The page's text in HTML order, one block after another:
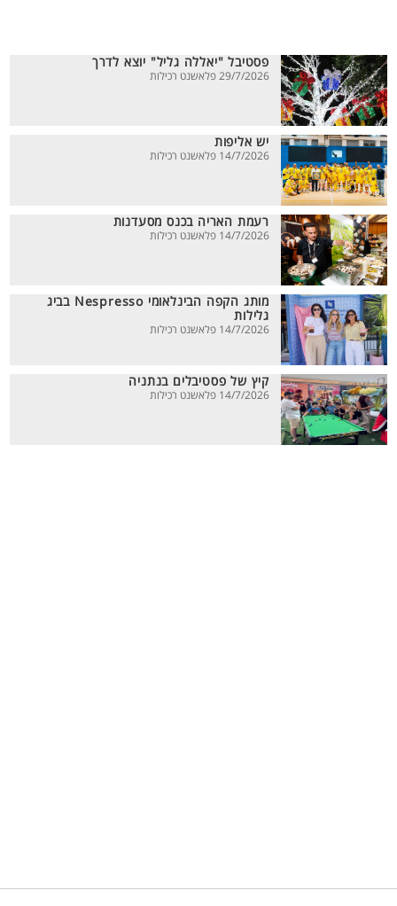
פסטיבל "יאללה גליל" יוצא לדרך
29/7/2026 פלאשנט רכילות
יש אליפות
14/7/2026 פלאשנט רכילות
רעמת האריה בכנס מסעדנות
14/7/2026 פלאשנט רכילות
מותג הקפה הבינלאומי Nespresso בביג
גלילות
14/7/2026 פלאשנט רכילות
קיץ של פסטיבלים בנתניה
14/7/2026 פלאשנט רכילות